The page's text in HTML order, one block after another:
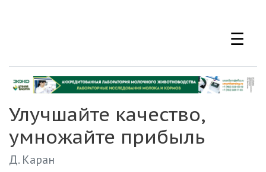
☰
Улучшайте качество,
умножайте прибыль
Д. Каран